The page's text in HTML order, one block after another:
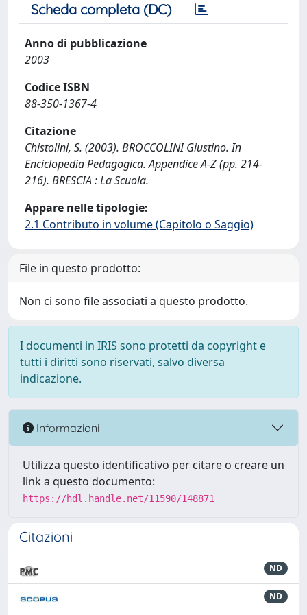
Scheda completa (DC)
Anno di pubblicazione
2003
Codice ISBN
88-350-1367-4
Citazione
Chistolini, S. (2003). BROCCOLINI Giustino. In
Enciclopedia Pedagogica. Appendice A-Z (pp. 214-
216). BRESCIA : La Scuola.
Appare nelle tipologie:
2.1 Contributo in volume (Capitolo o Saggio)
File in questo prodotto:
Non ci sono file associati a questo prodotto.
I documenti in IRIS sono protetti da copyright e
tutti i diritti sono riservati, salvo diversa
indicazione.
Informazioni
Utilizza questo identificativo per citare o creare un
link a questo documento:
https://hdl.handle.net/11590/148871
Citazioni
ND
ND